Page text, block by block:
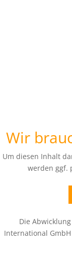
Wir
Um diesen Inhalt
werden ggf.
Die
International